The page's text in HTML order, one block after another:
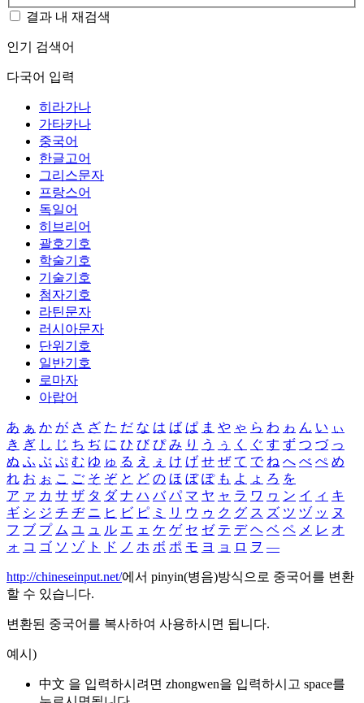
결과 내 재검색
인기 검색어
다국어 입력
히라가나
가타카나
중국어
한글고어
그리스문자
프랑스어
독일어
히브리어
괄호기호
학술기호
기술기호
첨자기호
라틴문자
러시아문자
단위기호
일반기호
로마자
아랍어
あ ぁ か が さ ざ た だ な は ば ぱ ま や ゃ ら わ ゎ ん い ぃ
き ぎ し じ ち ぢ に ひ び ぴ み り う ぅ く ぐ す ず つ づ っ
ぬ ふ ぶ ぷ む ゆ ゅ る え ぇ け げ せ ぜ て で ね へ べ ぺ め
れ お ぉ こ ご そ ぞ と ど の ほ ぼ ぽ も よ ょ ろ を
ア ァ カ サ ザ タ ダ ナ ハ バ パ マ ヤ ャ ラ ワ ヮ ン イ ィ キ
ギ シ ジ チ ヂ ニ ヒ ビ ピ ミ リ ウ ゥ ク グ ス ズ ツ ヅ ッ ヌ
フ ブ プ ム ユ ュ ル エ ェ ケ ゲ セ ゼ テ デ ヘ ベ ペ メ レ オ
ォ コ ゴ ソ ゾ ト ド ノ ホ ボ ポ モ ヨ ョ ロ ヲ ―
http://chineseinput.net/에서 pinyin(병음)방식으로 중국어를 변환
할 수 있습니다.
변환된 중국어를 복사하여 사용하시면 됩니다.
예시)
中文 을 입력하시려면 zhongwen을 입력하시고 space를